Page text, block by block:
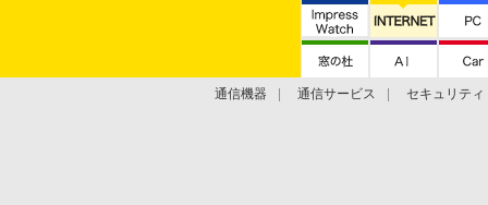
通信機器 通信サービス セキュリティ